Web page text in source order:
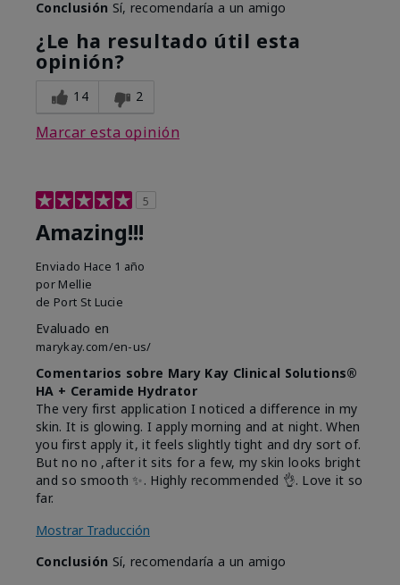
Conclusión Sí, recomendaría a un amigo
¿Le ha resultado útil esta
opinión?
14 2
Marcar esta opinión
5
Amazing!!!
Enviado Hace 1 año
por Mellie
de Port St Lucie
Evaluado en
marykay.com/en-us/
Comentarios sobre Mary Kay Clinical Solutions®
HA + Ceramide Hydrator
The very first application I noticed a difference in my
skin. It is glowing. I apply morning and at night. When
you first apply it, it feels slightly tight and dry sort of.
But no no ,after it sits for a few, my skin looks bright
and so smooth ✨️. Highly recommended 👌. Love it so
far.
Mostrar Traducción
Conclusión Sí, recomendaría a un amigo